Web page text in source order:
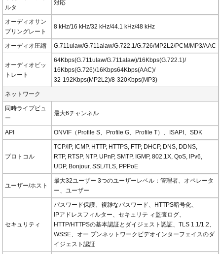
ルタ
対応
オーディオサン
プリングレート
8 kHz/16 kHz/32 kHz/44.1 kHz/48 kHz
オーディオ圧縮 G.711ulaw/G.711alaw/G.722.1/G.726/MP2L2/PCM/MP3/AAC
オーディオビッ
トレート
64Kbps(G.711ulaw/G.711alaw)/16Kbps(G.722.1)/
16Kbps(G.726)/16Kbps64Kbps(AAC)/
32-192Kbps(MP2L2)/8-320Kbps(MP3)
ネットワーク
同時ライブビュ
ー
最大6チャンネル
API ONVIF（Profile S、Profile G、Profile T）、ISAPI、SDK
プロトコル
TCP/IP, ICMP, HTTP, HTTPS, FTP, DHCP, DNS, DDNS,
RTP, RTSP, NTP, UPnP, SMTP, IGMP, 802.1X, QoS, IPv6,
UDP, Bonjour, SSL/TLS, PPPoE
ユーザー/ホスト
最大32ユーザー 3つのユーザーレベル：管理者、オペレータ
ー、ユーザー
セキュリティ
パスワード保護、複雑なパスワード、HTTPS暗号化、
IPアドレスフィルター、セキュリテ ィ監査ログ、
HTTP/HTTPSの基本認証とダイジェスト認証、TLS 1.1/1.2、
WSSE、オー プンネットワークビデオインターフェイスのダ
イジェスト認証